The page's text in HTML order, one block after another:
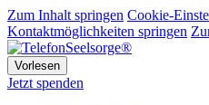
Zum Inhalt springen Cookie-
Kontaktmöglichkeiten springen
Vorlesen
Jetzt spenden